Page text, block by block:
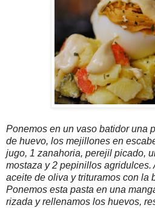
Ponemos en un vaso batidor una
de huevo, los mejillones en
jugo, 1 zanahoria, perejil picado,
mostaza y 2 pepinillos agridulces.
aceite de oliva y trituramos con la
Ponemos esta pasta en una
rizada y rellenamos los huevos,